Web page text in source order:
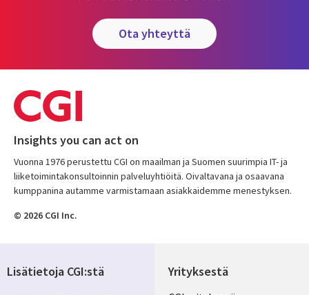
ota yhteyttä
Insights you can act on
Vuonna 1976 perustettu CGI on maailman ja Suomen suurimpia IT- ja
liiketoimintakonsultoinnin palveluyhtiöitä. Oivaltavana ja osaavana
kumppanina autamme varmistamaan asiakkaidemme menestyksen.
© 2026 CGI Inc.
Yrityksestä
Lisätietoja CGI:stä